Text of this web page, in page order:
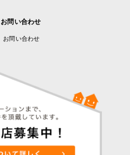
お問い合わせ
お問い合わせ